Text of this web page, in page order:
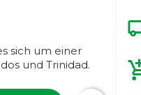
sich um einer
und Trinidad.